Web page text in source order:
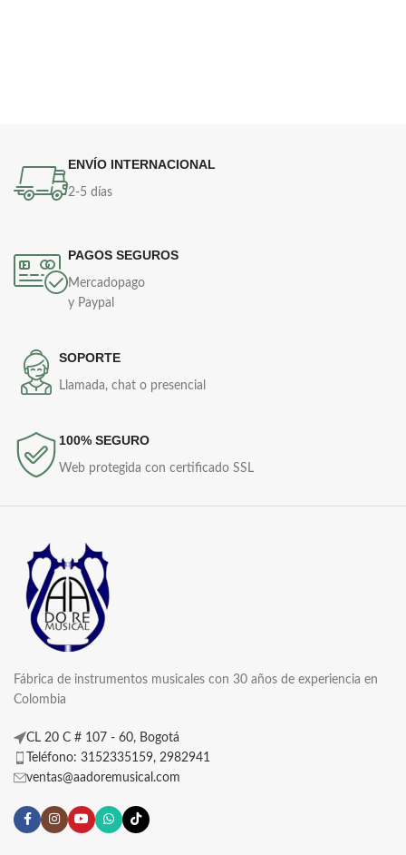
ENVÍO INTERNACIONAL
2-5 días
PAGOS SEGUROS
Mercadopago
y Paypal
SOPORTE
Llamada, chat o presencial
100% SEGURO
Web protegida con certificado SSL
Fábrica de instrumentos musicales con 30 años de experiencia en
Colombia
CL 20 C # 107 - 60, Bogotá
Teléfono: 3152335159, 2982941
ventas@aadoremusical.com